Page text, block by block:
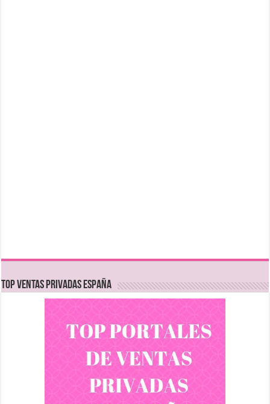
TOP VENTAS PRIVADAS ESPAÑA